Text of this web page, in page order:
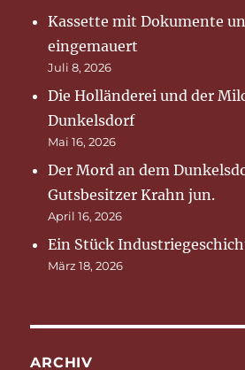
Kassette mit Dokumente
eingemauert
Juli 8, 2026
Die Holländerei und der
Dunkelsdorf
Mai 16, 2026
Der Mord an dem
Gutsbesitzer Krahn jun.
April 16, 2026
Ein Stück
März 18, 2026
ARCHIV